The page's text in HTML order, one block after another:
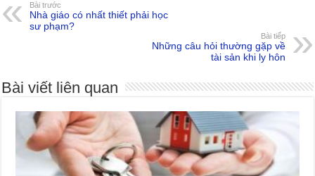
Bài trước
Nhà giáo có nhất thiết phải học
sư phạm?
Bài tiếp
Những câu hỏi thường gặp về
tài sản khi ly hôn
Bài viết liên quan